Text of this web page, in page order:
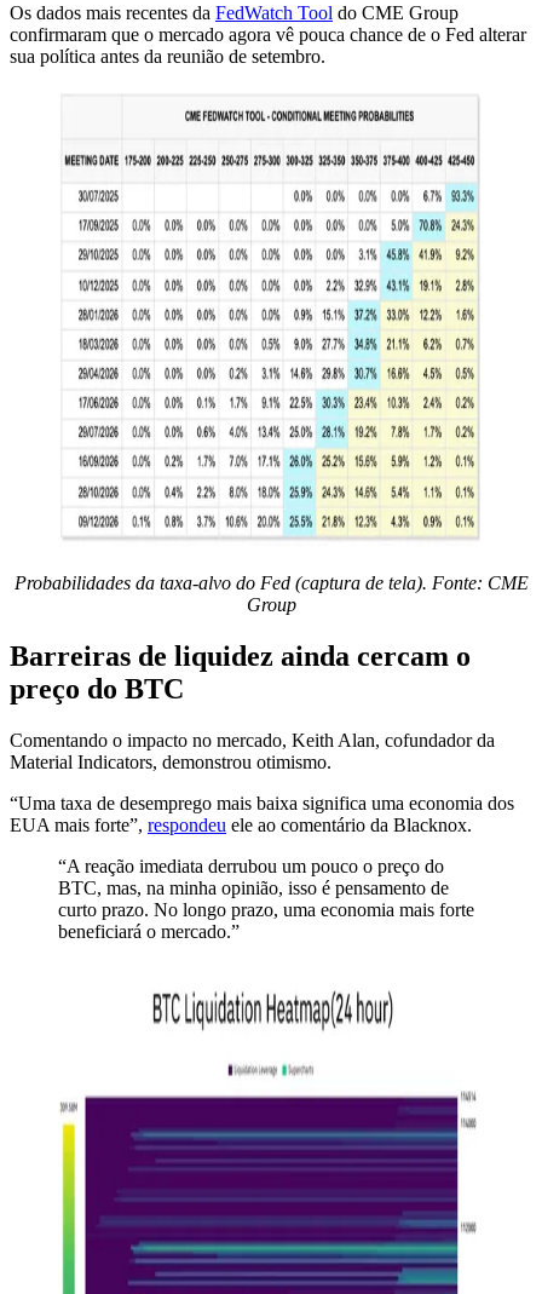
Os dados mais recentes da FedWatch Tool do CME Group
confirmaram que o mercado agora vê pouca chance de o Fed alterar
sua política antes da reunião de setembro.
Probabilidades da taxa-alvo do Fed (captura de tela). Fonte: CME
Group
Barreiras de liquidez ainda cercam o
preço do BTC
Comentando o impacto no mercado, Keith Alan, cofundador da
Material Indicators, demonstrou otimismo.
“Uma taxa de desemprego mais baixa significa uma economia dos
EUA mais forte”, respondeu ele ao comentário da Blacknox.
“A reação imediata derrubou um pouco o preço do
BTC, mas, na minha opinião, isso é pensamento de
curto prazo. No longo prazo, uma economia mais forte
beneficiará o mercado.”